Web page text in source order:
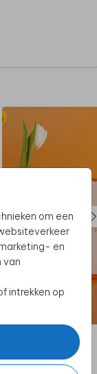
om een
en
van
intrekken op